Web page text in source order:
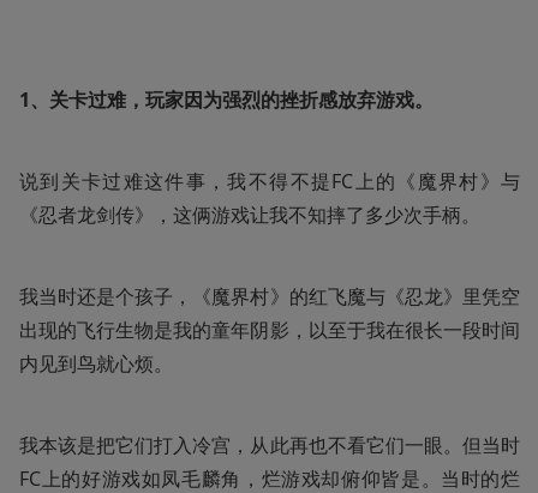
1、关卡过难，玩家因为强烈的挫折感放弃游戏。
说到关卡过难这件事，我不得不提FC上的《魔界村》与
《忍者龙剑传》，这俩游戏让我不知摔了多少次手柄。
我当时还是个孩子，《魔界村》的红飞魔与《忍龙》里凭空
出现的飞行生物是我的童年阴影，以至于我在很长一段时间
内见到鸟就心烦。
我本该是把它们打入冷宫，从此再也不看它们一眼。但当时
FC上的好游戏如凤毛麟角，烂游戏却俯仰皆是。当时的烂